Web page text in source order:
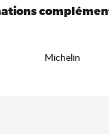
Michelin